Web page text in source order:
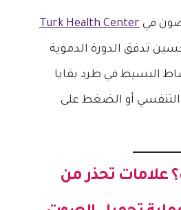
في Turk Health Center
تدفق الدورة الدموية
البسيط في طرد بقايا
التنفسي أو الضغط على
علامات تحذر من